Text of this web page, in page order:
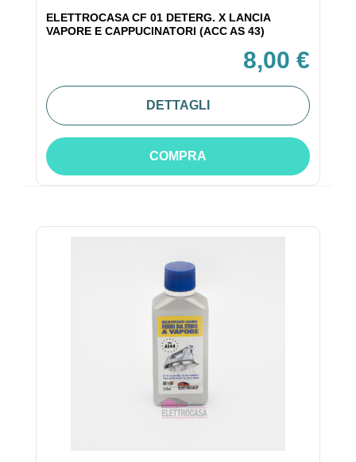
ELETTROCASA CF 01 DETERG. X LANCIA
VAPORE E CAPPUCINATORI (ACC AS 43)
8,00 €
DETTAGLI
COMPRA